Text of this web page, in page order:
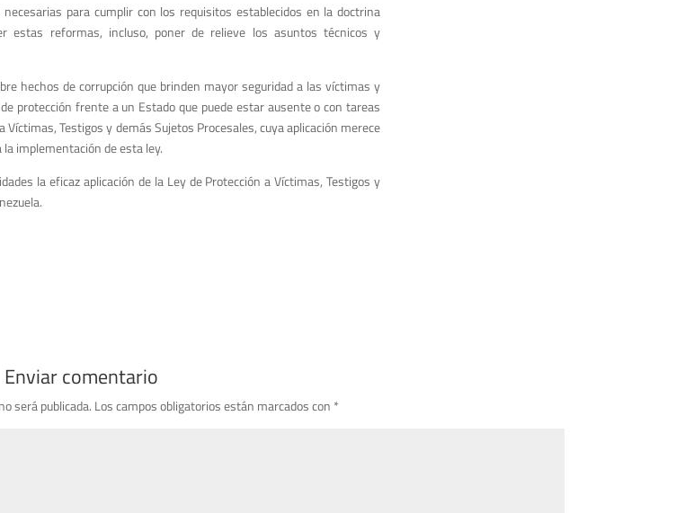
para cumplir con los requisitos establecidos en la doctrina
estas reformas, incluso, poner de relieve los asuntos técnicos y
hechos de corrupción que brinden mayor seguridad a las víctimas y
protección frente a un Estado que puede estar ausente o con tareas
Testigos y demás Sujetos Procesales, cuya aplicación merece
implementación de esta ley.
la eficaz aplicación de la Ley de Protección a Víctimas, Testigos y
Enviar comentario
será publicada. Los campos obligatorios están marcados con *